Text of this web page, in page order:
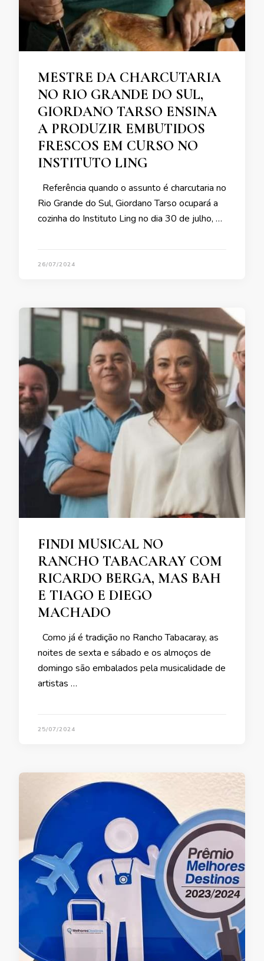
MESTRE DA CHARCUTARIA
NO RIO GRANDE DO SUL,
GIORDANO TARSO ENSINA
A PRODUZIR EMBUTIDOS
FRESCOS EM CURSO NO
INSTITUTO LING
Referência quando o assunto é charcutaria no
Rio Grande do Sul, Giordano Tarso ocupará a
cozinha do Instituto Ling no dia 30 de julho, …
26/07/2024
FINDI MUSICAL NO
RANCHO TABACARAY COM
RICARDO BERGA, MAS BAH
E TIAGO E DIEGO
MACHADO
Como já é tradição no Rancho Tabacaray, as
noites de sexta e sábado e os almoços de
domingo são embalados pela musicalidade de
artistas …
25/07/2024